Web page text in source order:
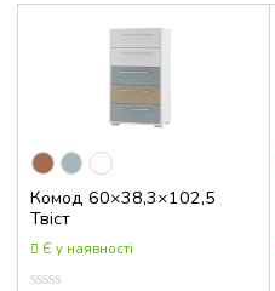
Комод 60×38,3×102,5
Твіст
Є у наявності